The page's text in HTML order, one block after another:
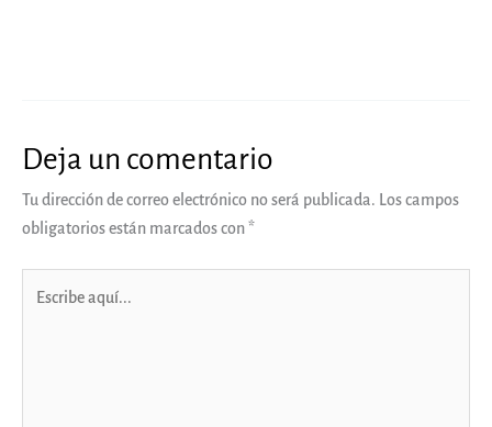
Deja un comentario
Tu dirección de correo electrónico no será publicada. Los campos
obligatorios están marcados con*